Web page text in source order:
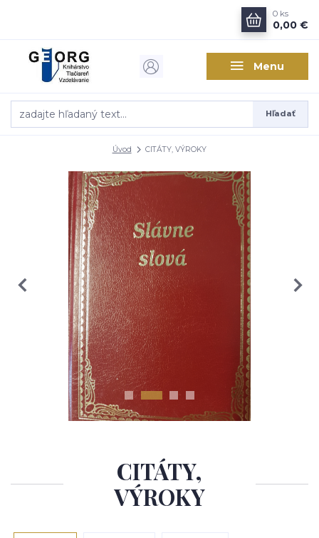
Menu
Hľadať
0 ks
0,00 €
Úvod CITÁTY, VÝROKY
CITÁTY,
VÝROKY